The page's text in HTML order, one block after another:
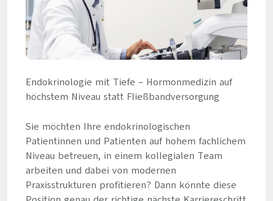
Endokrinologie mit Tiefe – Hormonmedizin auf
höchstem Niveau statt Fließbandversorgung
Sie möchten Ihre endokrinologischen
Patientinnen und Patienten auf hohem fachlichem
Niveau betreuen, in einem kollegialen Team
arbeiten und dabei von modernen
Praxisstrukturen profitieren? Dann könnte diese